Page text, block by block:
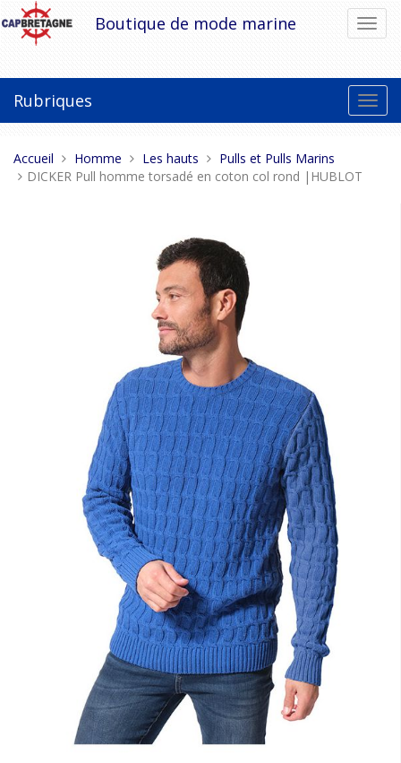
Aller
au
contenu
la
Boutique de mode marine
la
Rubriques
Vous
êtes
Accueil Homme Les hauts
Pulls et Pulls Marins
DICKER Pull homme torsadé en coton col rond |HUBLOT